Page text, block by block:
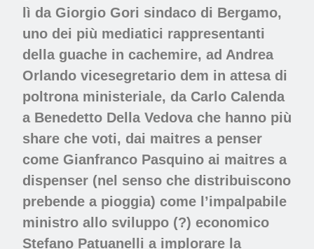
lì da Giorgio Gori sindaco di Bergamo,
uno dei più mediatici rappresentanti
della guache in cachemire, ad Andrea
Orlando vicesegretario dem in attesa di
poltrona ministeriale, da Carlo Calenda
a Benedetto Della Vedova che hanno più
share che voti, dai maitres a penser
come Gianfranco Pasquino ai maitres a
dispenser (nel senso che distribuiscono
prebende a pioggia) come l’impalpabile
ministro allo sviluppo (?) economico
Stefano Patuanelli a implorare la